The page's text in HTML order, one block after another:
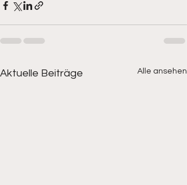
Aktuelle Beiträge Alle ansehen